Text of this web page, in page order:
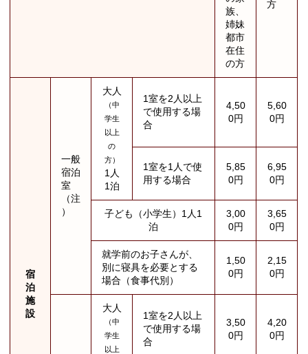
族、
姉妹
都市
在住
の方
方
宿
泊
施
設
一般
宿泊
室
（注
）
大人
（中
学生
以上
の
方）
1人
1泊
1室を2人以上
で使用する場
合
4,50
0円
5,60
0円
1室を1人で使
用する場合
5,85
0円
6,95
0円
子ども（小学生）1人1
泊
3,00
0円
3,65
0円
就学前のお子さんが、
別に寝具を必要とする
場合（食事代別）
1,50
0円
2,15
0円
大人
（中
学生
以上
1室を2人以上
で使用する場
合
3,50
0円
4,20
0円